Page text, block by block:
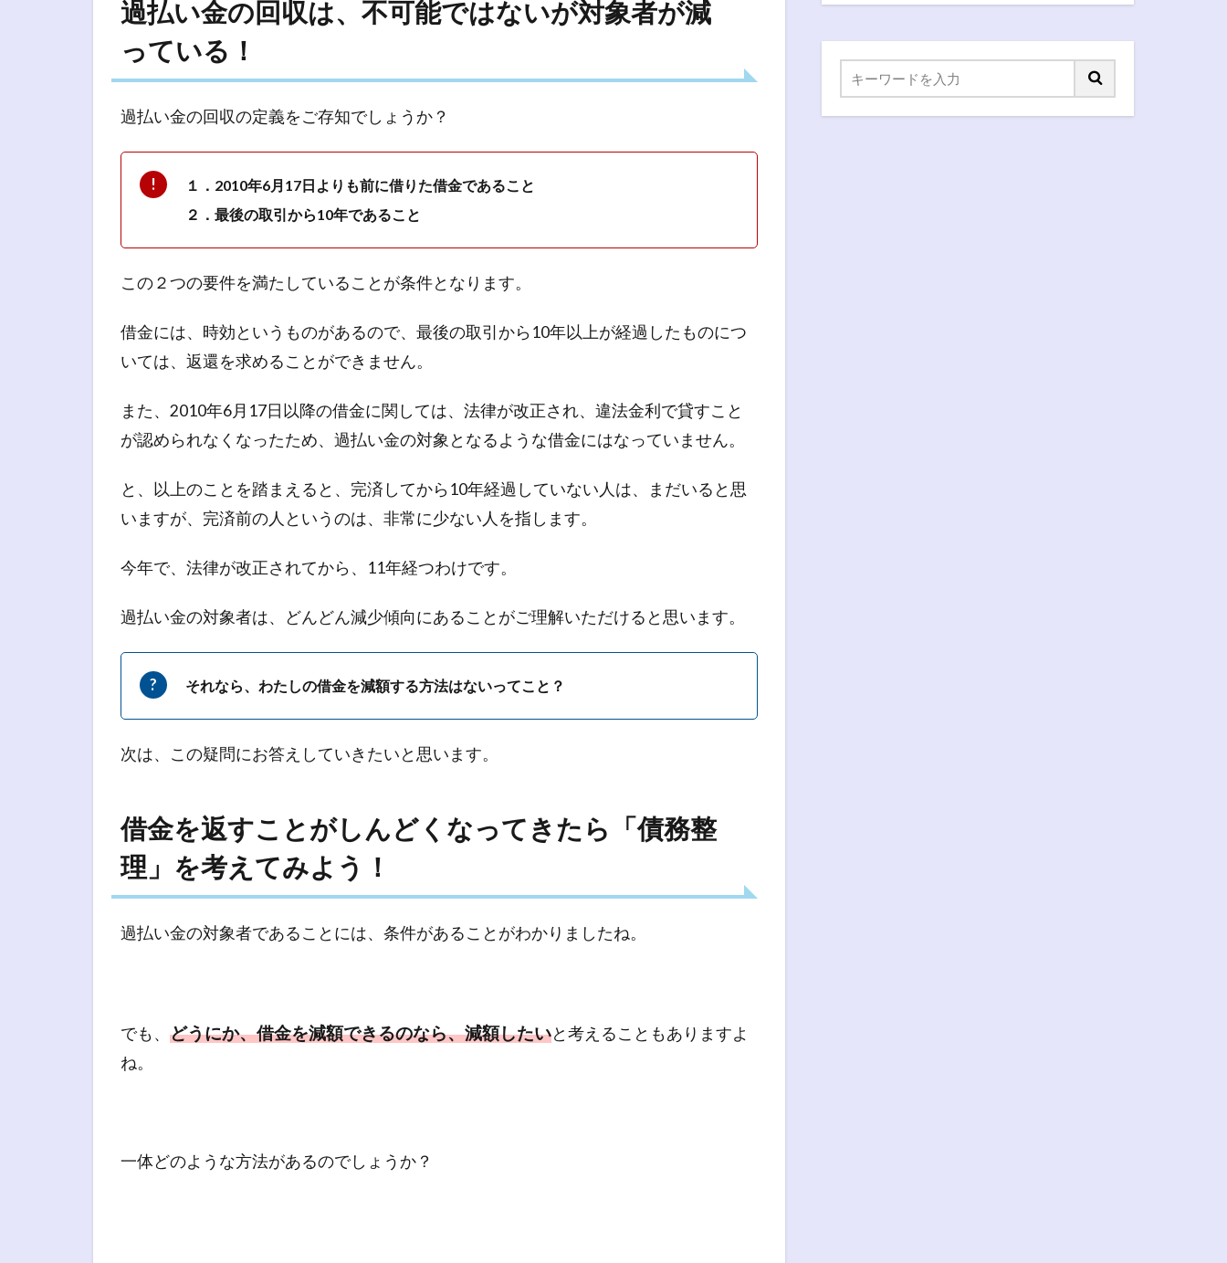
過払い金の回収は、不可能ではないが対象者が減
っている！
過払い金の回収の定義をご存知でしょうか？
１．2010年6月17日よりも前に借りた借金であること
２．最後の取引から10年であること
この２つの要件を満たしていることが条件となります。
借金には、時効というものがあるので、最後の取引から10年以上が経過したものにつ
いては、返還を求めることができません。
また、2010年6月17日以降の借金に関しては、法律が改正され、違法金利で貸すこと
が認められなくなったため、過払い金の対象となるような借金にはなっていません。
と、以上のことを踏まえると、完済してから10年経過していない人は、まだいると思
いますが、完済前の人というのは、非常に少ない人を指します。
今年で、法律が改正されてから、11年経つわけです。
過払い金の対象者は、どんどん減少傾向にあることがご理解いただけると思います。
それなら、わたしの借金を減額する方法はないってこと？
次は、この疑問にお答えしていきたいと思います。
借金を返すことがしんどくなってきたら「債務整
理」を考えてみよう！
過払い金の対象者であることには、条件があることがわかりましたね。
でも、 どうにか、借金を減額できるのなら、減額したいと考えることもありますよ
ね。
一体どのような方法があるのでしょうか？